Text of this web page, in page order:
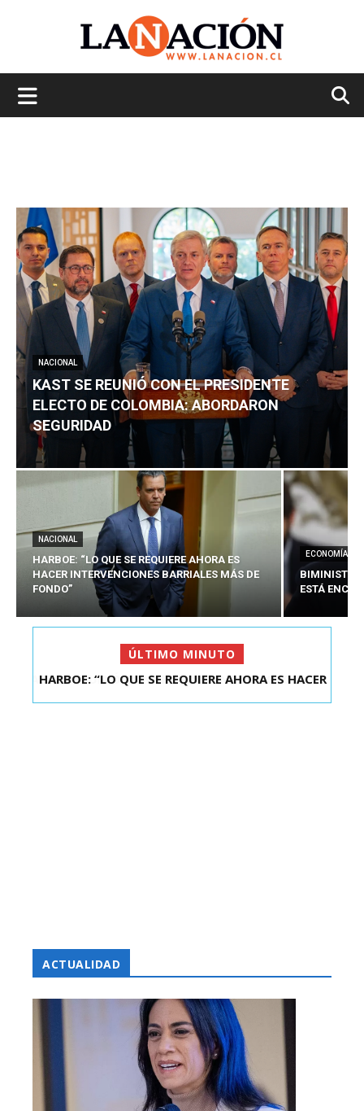
NACIONAL
KAST SE REUNIÓ CON EL PRESIDENTE
ELECTO DE COLOMBIA: ABORDARON
SEGURIDAD
NACIONAL
HARBOE: “LO QUE SE REQUIERE AHORA ES
HACER INTERVENCIONES BARRIALES MÁS DE
FONDO”
ECONOMÍA
BIMINISTRO
ESTÁ
ÚLTIMO MINUTO
HARBOE: “LO QUE SE REQUIERE AHORA ES HACER
ACTUALIDAD